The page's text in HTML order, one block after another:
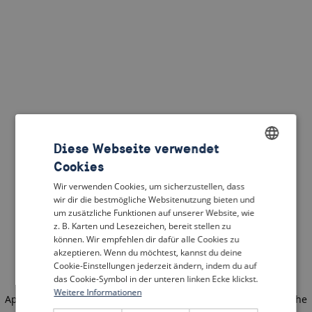
Application error: a client-side exception has occurred
(see the
DUTCH
FRENCH
GERMAN
Diese Webseite verwendet
Cookies
Wir verwenden Cookies, um sicherzustellen, dass
wir dir die bestmögliche Websitenutzung bieten und
um zusätzliche Funktionen auf unserer Website, wie
z. B. Karten und Lesezeichen, bereit stellen zu
können. Wir empfehlen dir dafür alle Cookies zu
akzeptieren. Wenn du möchtest, kannst du deine
Cookie-Einstellungen jederzeit ändern, indem du auf
das Cookie-Symbol in der unteren linken Ecke klickst.
Weitere Informationen